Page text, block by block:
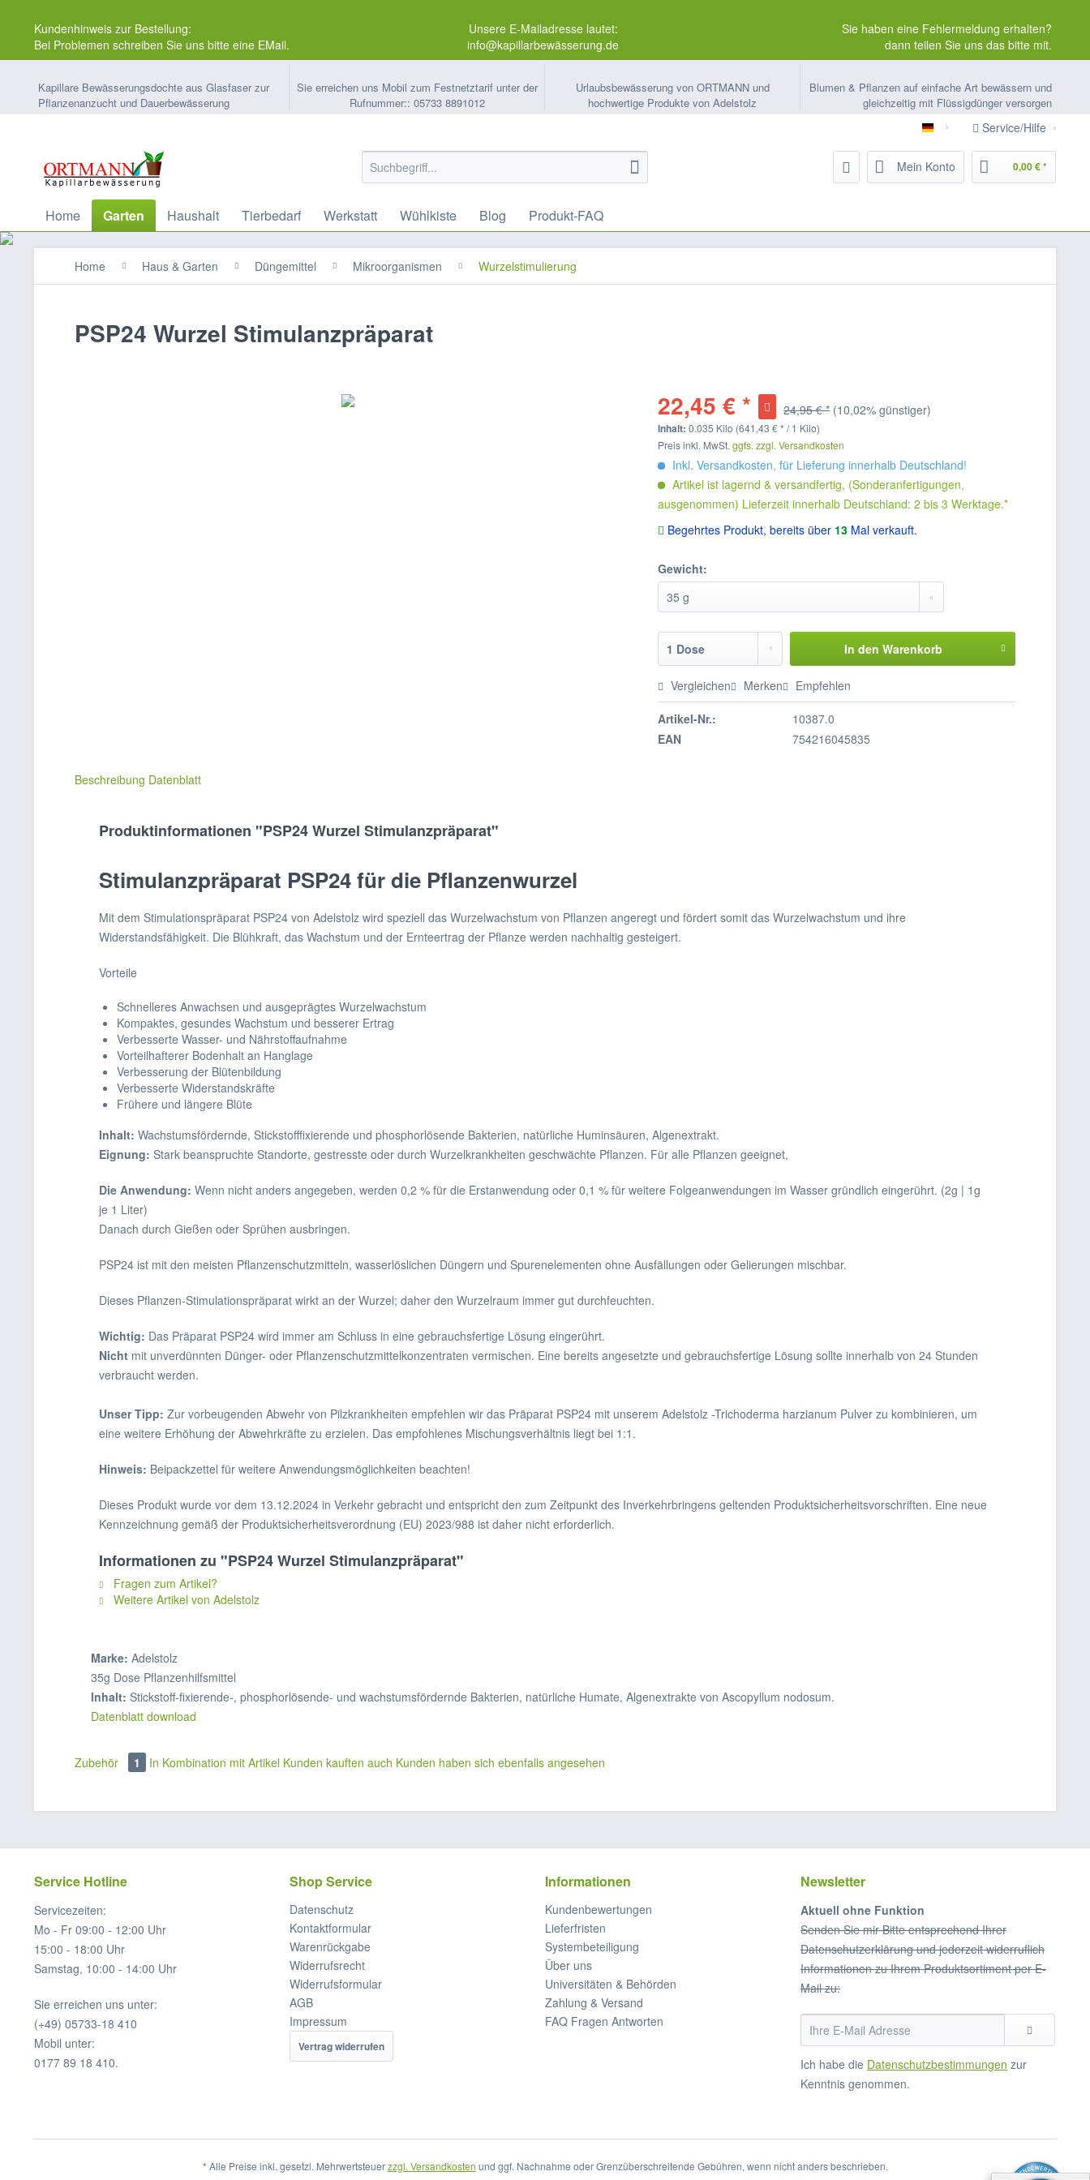
Kundenhinweis zur Bestellung:
Bei Problemen schreiben Sie uns bitte eine EMail.
Unsere E-Mailadresse lautet:
info@kapillarbewässerung.de
Sie haben eine Fehlermeldung erhalten?
dann teilen Sie uns das bitte mit.
Kapillare Bewässerungsdochte aus Glasfaser zur
Pflanzenanzucht und Dauerbewässerung
Sie erreichen uns Mobil zum Festnetztarif unter der
Rufnummer:: 05733 8891012
Urlaubsbewässerung von ORTMANN und
hochwertige Produkte von Adelstolz
Blumen & Pflanzen auf einfache Art bewässern und
gleichzeitig mit Flüssigdünger versorgen
ORTMANN-Service/Hilfe
Mein Konto 0,00 € *
Home Garten Haushalt Tierbedarf Werkstatt Wühlkiste Blog Produkt-FAQ
Home Haus & Garten Düngemittel Mikroorganismen Wurzelstimulierung
PSP24 Wurzel Stimulanzpräparat
22,45 € * 24,95 € * (10,02% günstiger)
Inhalt:0.035 Kilo (641,43 € * / 1 Kilo)
Preis inkl. MwSt.ggfs. zzgl. Versandkosten
Inkl. Versandkosten, für Lieferung innerhalb Deutschland!
Artikel ist lagernd & versandfertig, (Sonderanfertigungen,
ausgenommen) Lieferzeit innerhalb Deutschland: 2 bis 3 Werktage.*
Begehrtes Produkt, bereits über 13 Mal verkauft.
Gewicht:
In den Warenkorb
Vergleichen Merken Empfehlen
Artikel-Nr.:
10387.0
EAN
754216045835
Beschreibung Datenblatt
Produktinformationen "PSP24 Wurzel Stimulanzpräparat"
Stimulanzpräparat PSP24 für die Pflanzenwurzel
Mit dem Stimulationspräparat PSP24 von Adelstolz wird speziell das Wurzelwachstum von Pflanzen angeregt und fördert somit das Wurzelwachstum und ihre
Widerstandsfähigkeit. Die Blühkraft, das Wachstum und der Ernteertrag der Pflanze werden nachhaltig gesteigert.
Vorteile
Schnelleres Anwachsen und ausgeprägtes Wurzelwachstum
Kompaktes, gesundes Wachstum und besserer Ertrag
Verbesserte Wasser- und Nährstoffaufnahme
Vorteilhafterer Bodenhalt an Hanglage
Verbesserung der Blütenbildung
Verbesserte Widerstandskräfte
Frühere und längere Blüte
Inhalt: Wachstumsfördernde, Stickstofffixierende und phosphorlösende Bakterien, natürliche Huminsäuren, Algenextrakt.
Eignung: Stark beanspruchte Standorte, gestresste oder durch Wurzelkrankheiten geschwächte Pflanzen. Für alle Pflanzen geeignet,
Die Anwendung: Wenn nicht anders angegeben, werden 0,2 % für die Erstanwendung oder 0,1 % für weitere Folgeanwendungen im Wasser gründlich eingerührt. (2g | 1g
je 1 Liter)
Danach durch Gießen oder Sprühen ausbringen.
PSP24 ist mit den meisten Pflanzenschutzmitteln, wasserlöslichen Düngern und Spurenelementen ohne Ausfällungen oder Gelierungen mischbar.
Dieses Pflanzen-Stimulationspräparat wirkt an der Wurzel; daher den Wurzelraum immer gut durchfeuchten.
Wichtig: Das Präparat PSP24 wird immer am Schluss in eine gebrauchsfertige Lösung eingerührt.
Nicht mit unverdünnten Dünger- oder Pflanzenschutzmittelkonzentraten vermischen. Eine bereits angesetzte und gebrauchsfertige Lösung sollte innerhalb von 24 Stunden
verbraucht werden.
Unser Tipp: Zur vorbeugenden Abwehr von Pilzkrankheiten empfehlen wir das Präparat PSP24 mit unserem Adelstolz -Trichoderma harzianum Pulver zu kombinieren, um
eine weitere Erhöhung der Abwehrkräfte zu erzielen. Das empfohlenes Mischungsverhältnis liegt bei 1:1.
Hinweis: Beipackzettel für weitere Anwendungsmöglichkeiten beachten!
Dieses Produkt wurde vor dem 13.12.2024 in Verkehr gebracht und entspricht den zum Zeitpunkt des Inverkehrbringens geltenden Produktsicherheitsvorschriften. Eine neue
Kennzeichnung gemäß der Produktsicherheitsverordnung (EU) 2023/988 ist daher nicht erforderlich.
Informationen zu "PSP24 Wurzel Stimulanzpräparat"
Fragen zum Artikel?
Weitere Artikel von Adelstolz
Marke: Adelstolz
35g Dose Pflanzenhilfsmittel
Inhalt: Stickstoff-fixierende-, phosphorlösende- und wachstumsfördernde Bakterien, natürliche Humate, Algenextrakte von Ascopyllum nodosum.
Datenblatt download
Zubehör 1 In Kombination mit Artikel Kunden kauften auch Kunden haben sich ebenfalls angesehen
Service Hotline
Servicezeiten:
Mo - Fr 09:00 - 12:00 Uhr
15:00 - 18:00 Uhr
Samstag, 10:00 - 14:00 Uhr
Sie erreichen uns unter:
(+49) 05733-18 410
Mobil unter:
0177 89 18 410.
Shop Service
Datenschutz
Kontaktformular
Warenrückgabe
Widerrufsrecht
Widerrufsformular
AGB
Impressum
Vertrag widerrufen
Informationen
Kundenbewertungen
Lieferfristen
Systembeteiligung
Über uns
Universitäten & Behörden
Zahlung & Versand
FAQ Fragen Antworten
Newsletter
Aktuell ohne Funktion
Senden Sie mir Bitte entsprechend Ihrer
Datenschutzerklärung und jederzeit widerruflich
Informationen zu Ihrem Produktsortiment per E-
Mail zu:
Ich habe die Datenschutzbestimmungen zur
Kenntnis genommen.
* Alle Preise inkl. gesetzl. Mehrwertsteuerzzgl. Versandkosten und ggf. Nachnahme oder Grenzüberschreitende Gebühren, wenn nicht anders beschrieben.